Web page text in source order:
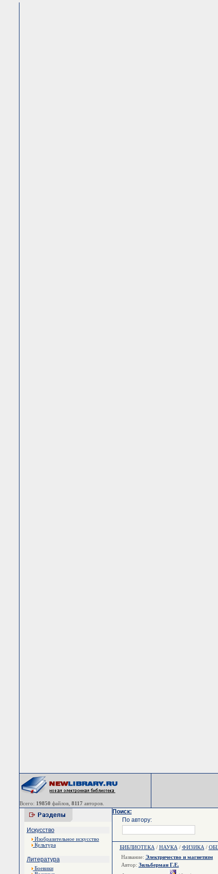
Всего: 19850 файлов, 8117 авторов.
Искусство
Изобразительное искусство
Культура
Литература
Боевики
Поиск:
По автору:
БИБЛИОТЕКА / НАУКА / ФИЗИКА /
Название: Электричество и магнетизм
Автор: Зильберман Г.Е.